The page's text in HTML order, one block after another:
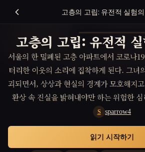
고층의 고립: 유전적 실험
고층의 고립: 유전적
서울의 한 밀폐된 고층 아파트에서 코로나
터리한 이웃의 소리에 집착하게 된다. 그녀
괴되면서, 상상과 현실의 경계가 모호해지
환상 속 진실을 밝혀내야만 하는 위험한
다.
S sparrow4
읽기 시작하기